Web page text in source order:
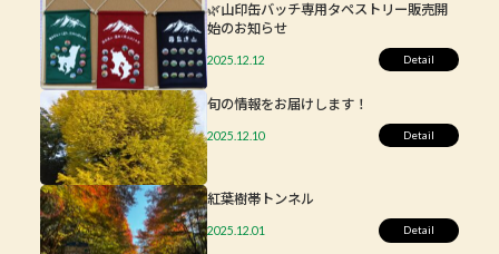
🌿山印缶バッチ専用タペストリー販売開
始のお知らせ
2025.12.12
旬の情報をお届けします！
2025.12.10
紅葉樹帯トンネル
2025.12.01